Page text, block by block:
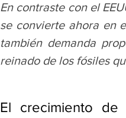
En contraste con el
se convierte ahora en
también demanda
reinado de los fósiles
El crecimiento